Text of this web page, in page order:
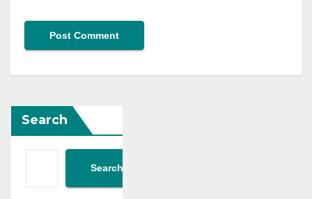
Search
Search